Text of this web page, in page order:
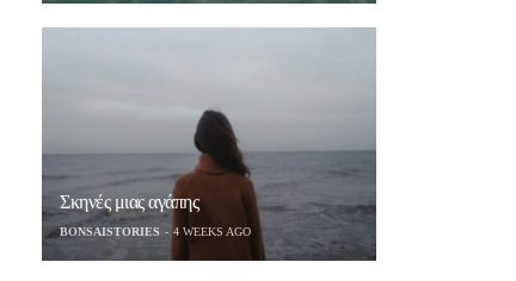
Σκηνές μιας αγάπης
BONSAISTORIES 4 WEEKS AGO